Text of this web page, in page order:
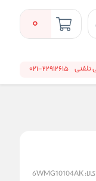
0
تلفنی 22912615-021
6WMG10104AK